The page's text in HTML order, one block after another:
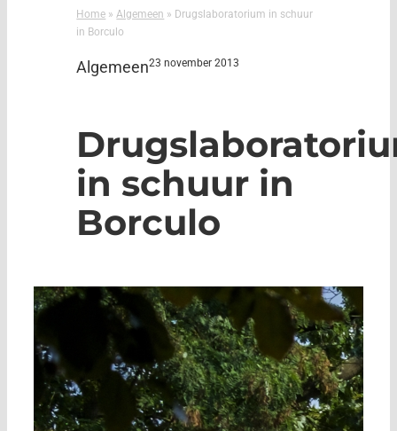
Home »Algemeen » Drugslaboratorium in schuur
in Borculo
Algemeen23 november 2013
in schuur in
Borculo